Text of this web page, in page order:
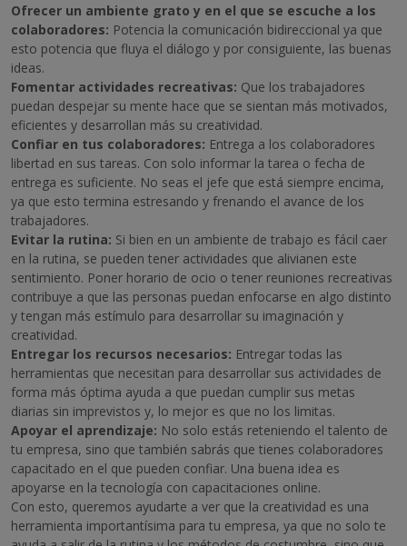
Ofrecer un ambiente grato y en el que se escuche a los
colaboradores: Potencia la comunicación bidireccional ya que
esto potencia que fluya el diálogo y por consiguiente, las buenas
ideas.
Fomentar actividades recreativas: Que los trabajadores
puedan despejar su mente hace que se sientan más motivados,
eficientes y desarrollan más su creatividad.
Confiar en tus colaboradores: Entrega a los colaboradores
libertad en sus tareas. Con solo informar la tarea o fecha de
entrega es suficiente. No seas el jefe que está siempre encima,
ya que esto termina estresando y frenando el avance de los
trabajadores.
Evitar la rutina: Si bien en un ambiente de trabajo es fácil caer
en la rutina, se pueden tener actividades que alivianen este
sentimiento. Poner horario de ocio o tener reuniones recreativas
contribuye a que las personas puedan enfocarse en algo distinto
y tengan más estímulo para desarrollar su imaginación y
creatividad.
Entregar los recursos necesarios: Entregar todas las
herramientas que necesitan para desarrollar sus actividades de
forma más óptima ayuda a que puedan cumplir sus metas
diarias sin imprevistos y, lo mejor es que no los limitas.
Apoyar el aprendizaje: No solo estás reteniendo el talento de
tu empresa, sino que también sabrás que tienes colaboradores
capacitado en el que pueden confiar. Una buena idea es
apoyarse en la tecnología con capacitaciones online.
Con esto, queremos ayudarte a ver que la creatividad es una
herramienta importantísima para tu empresa, ya que no solo te